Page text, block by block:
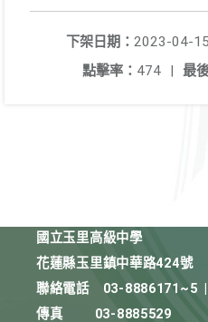
下架日期： 2023-04-15
最
點擊率： 474 |
國立玉里高級中學
花蓮縣玉里鎮中華路424號
聯絡電話
03-8886171~5
傳真
03-8885529